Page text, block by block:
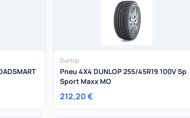
Dunlop
Pneu 4X4 DUNLOP 255/45R19 100V Sp
Sport Maxx MO
212,20 €